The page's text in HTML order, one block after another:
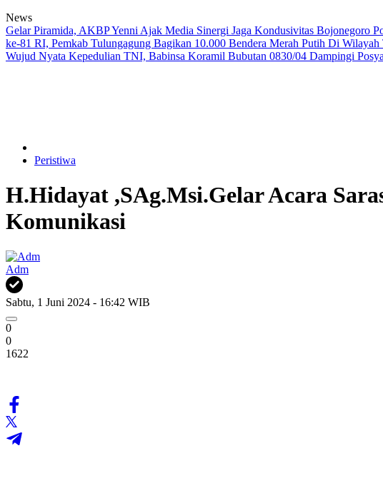
News
Gelar Piramida, AKBP Yenni Ajak Media Sinergi Jaga Kondusivitas Bojonegoro
ke-81 RI, Pemkab Tulungagung Bagikan 10.000 Bendera Merah Putih Di Wilayah
Wujud Nyata Kepedulian TNI, Babinsa Koramil Bubutan 0830/04 Dampingi
Peristiwa
H.Hidayat ,SAg.Msi.Gelar Acara
Komunikasi
Adm
Sabtu, 1 Juni 2024 - 16:42 WIB
0
0
1622